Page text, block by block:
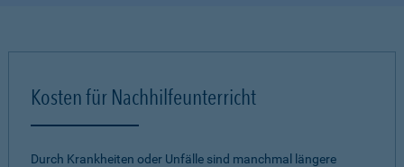
Kosten für Nachhilfeunterricht
Durch Krankheiten oder Unfälle sind manchmal längere